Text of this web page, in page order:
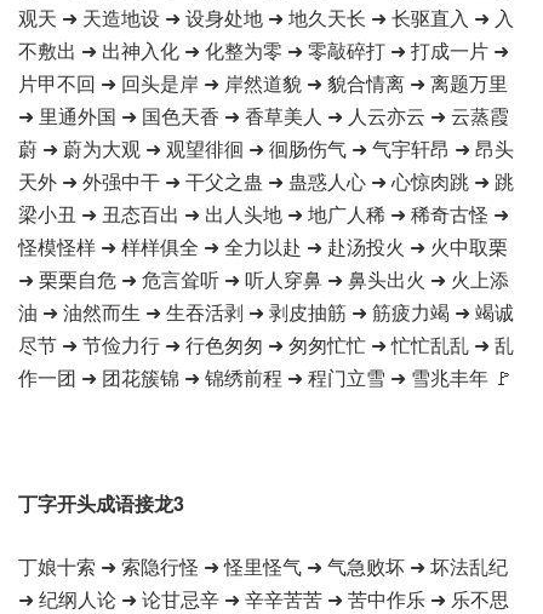
观天 ➜ 天造地设 ➜ 设身处地 ➜ 地久天长 ➜ 长驱直入 ➜ 入
不敷出 ➜ 出神入化 ➜ 化整为零 ➜ 零敲碎打 ➜ 打成一片 ➜
片甲不回 ➜ 回头是岸 ➜ 岸然道貌 ➜ 貌合情离 ➜ 离题万里
➜ 里通外国 ➜ 国色天香 ➜ 香草美人 ➜ 人云亦云 ➜ 云蒸霞
蔚 ➜ 蔚为大观 ➜ 观望徘徊 ➜ 徊肠伤气 ➜ 气宇轩昂 ➜ 昂头
天外 ➜ 外强中干 ➜ 干父之蛊 ➜ 蛊惑人心 ➜ 心惊肉跳 ➜ 跳
梁小丑 ➜ 丑态百出 ➜ 出人头地 ➜ 地广人稀 ➜ 稀奇古怪 ➜
怪模怪样 ➜ 样样俱全 ➜ 全力以赴 ➜ 赴汤投火 ➜ 火中取栗
➜ 栗栗自危 ➜ 危言耸听 ➜ 听人穿鼻 ➜ 鼻头出火 ➜ 火上添
油 ➜ 油然而生 ➜ 生吞活剥 ➜ 剥皮抽筋 ➜ 筋疲力竭 ➜ 竭诚
尽节 ➜ 节俭力行 ➜ 行色匆匆 ➜ 匆匆忙忙 ➜ 忙忙乱乱 ➜ 乱
作一团 ➜ 团花簇锦 ➜ 锦绣前程 ➜ 程门立雪 ➜ 雪兆丰年 🚩
丁字开头成语接龙3
丁娘十索 ➜ 索隐行怪 ➜ 怪里怪气 ➜ 气急败坏 ➜ 坏法乱纪
➜ 纪纲人论 ➜ 论甘忌辛 ➜ 辛辛苦苦 ➜ 苦中作乐 ➜ 乐不思